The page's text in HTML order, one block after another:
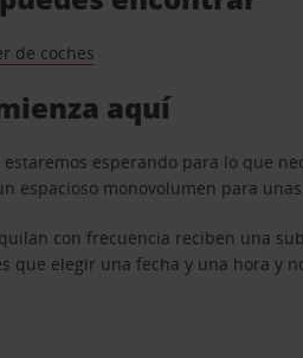
de coches
aquí
esperando para lo que
espacioso monovolumen para
con frecuencia reciben una
que elegir una fecha y una hora y